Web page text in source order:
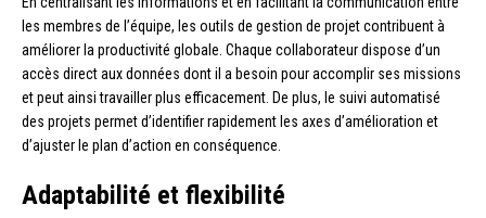
les membres de l’équipe, les outils de gestion de projet contribuent à
améliorer la productivité globale. Chaque collaborateur dispose d’un
accès direct aux données dont il a besoin pour accomplir ses missions
et peut ainsi travailler plus efficacement. De plus, le suivi automatisé
des projets permet d’identifier rapidement les axes d’amélioration et
d’ajuster le plan d’action en conséquence.
Adaptabilité et flexibilité